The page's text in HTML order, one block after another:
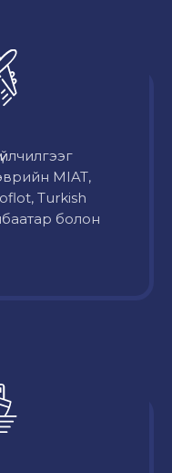
MIAT,
Turkish
болон